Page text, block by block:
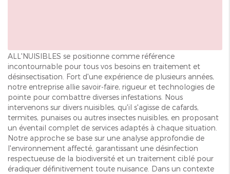
ALL'NUISIBLES se positionne comme référence
incontournable pour tous vos besoins en traitement et
désinsectisation. Fort d'une expérience de plusieurs années,
notre entreprise allie savoir-faire, rigueur et technologies de
pointe pour combattre diverses infestations. Nous
intervenons sur divers nuisibles, qu'il s'agisse de cafards,
termites, punaises ou autres insectes nuisibles, en proposant
un éventail complet de services adaptés à chaque situation.
Notre approche se base sur une analyse approfondie de
l'environnement affecté, garantissant une désinfection
respectueuse de la biodiversité et un traitement ciblé pour
éradiquer définitivement toute nuisance. Dans un contexte